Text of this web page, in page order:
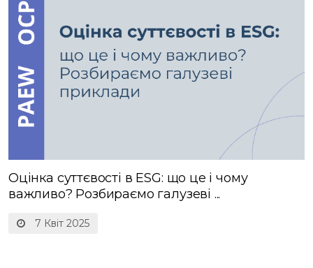
7 Квіт 2025
Оцінка суттєвості в ESG: що це і чому
важливо? Розбираємо галузеві ...